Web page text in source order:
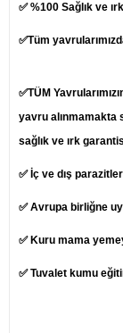
✅ %100 Sağlık ve
✅Tüm
✅TÜM
yavru alınmamakta
sağlık ve ırk
✅ İç ve dış
✅ Avrupa birliğne
✅ Kuru mama
✅ Tuvalet kumu